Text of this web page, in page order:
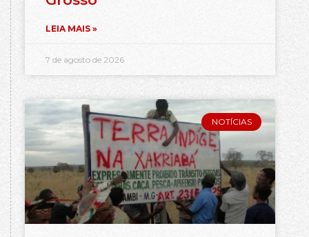
LEIA MAIS »
7 de agosto de 2026
NOTÍCIAS